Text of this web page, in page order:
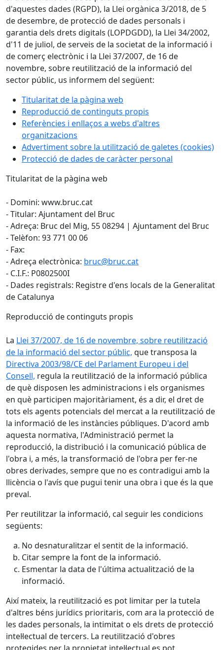
d'aquestes dades (RGPD), la Llei orgànica 3/2018, de 5
de desembre, de protecció de dades personals i
garantia dels drets digitals (LOPDGDD), la Llei 34/2002,
d'11 de juliol, de serveis de la societat de la informació i
de comerç electrònic i la Llei 37/2007, de 16 de
novembre, sobre reutilització de la informació del
sector públic, us informem del següent:
Titularitat de la pàgina web
Reproducció de continguts propis
Referències i enllaços a webs d'altres
organitzacions
Advertiment sobre la utilització de galetes (cookies)
Protecció de dades de caràcter personal​
Titularitat de la pàgina web
- Domini: www.bruc.cat
- Titular: Ajuntament del Bruc
- Adreça: Bruc del Mig, 55 08294 | Ajuntament del Bruc
- Telèfon: 93 771 00 06
- Fax:
- Adreça electrònica: bruc@bruc.cat
- C.I.F.: P0802500I
- Dades registrals: Registre d'ens locals de la Generalitat
de Catalunya
Reproducció de continguts propis
La Llei 37/2007, de 16 de novembre, sobre reutilització
de la informació del sector públic, que transposa la
Directiva 2003/98/CE del Parlament Europeu i del
Consell, regula la reutilització de la informació pública
de què disposen les administracions i els organismes
en què participen majoritàriament, és a dir, el dret de
tots els agents potencials del mercat a la reutilització de
la informació de les instàncies públiques. D'acord amb
aquesta normativa, l'Administració permet la
reproducció, la distribució i la comunicació pública de
l'obra i, a més, la transformació de l'obra per fer-ne
obres derivades, sempre que no es contradigui amb la
llicència o l'avís que pugui tenir una obra i que és la que
preval.
Per reutilitzar la informació, cal seguir les condicions
següents:
No desnaturalitzar el sentit de la informació.
Citar sempre la font de la informació.
Esmentar la data de l'última actualització de la
informació.
Així mateix, la reutilització es pot limitar per la tutela
d'altres béns jurídics prioritaris, com ara la protecció de
les dades personals, la intimitat o els drets de protecció
intel·lectual de tercers. La reutilització d'obres